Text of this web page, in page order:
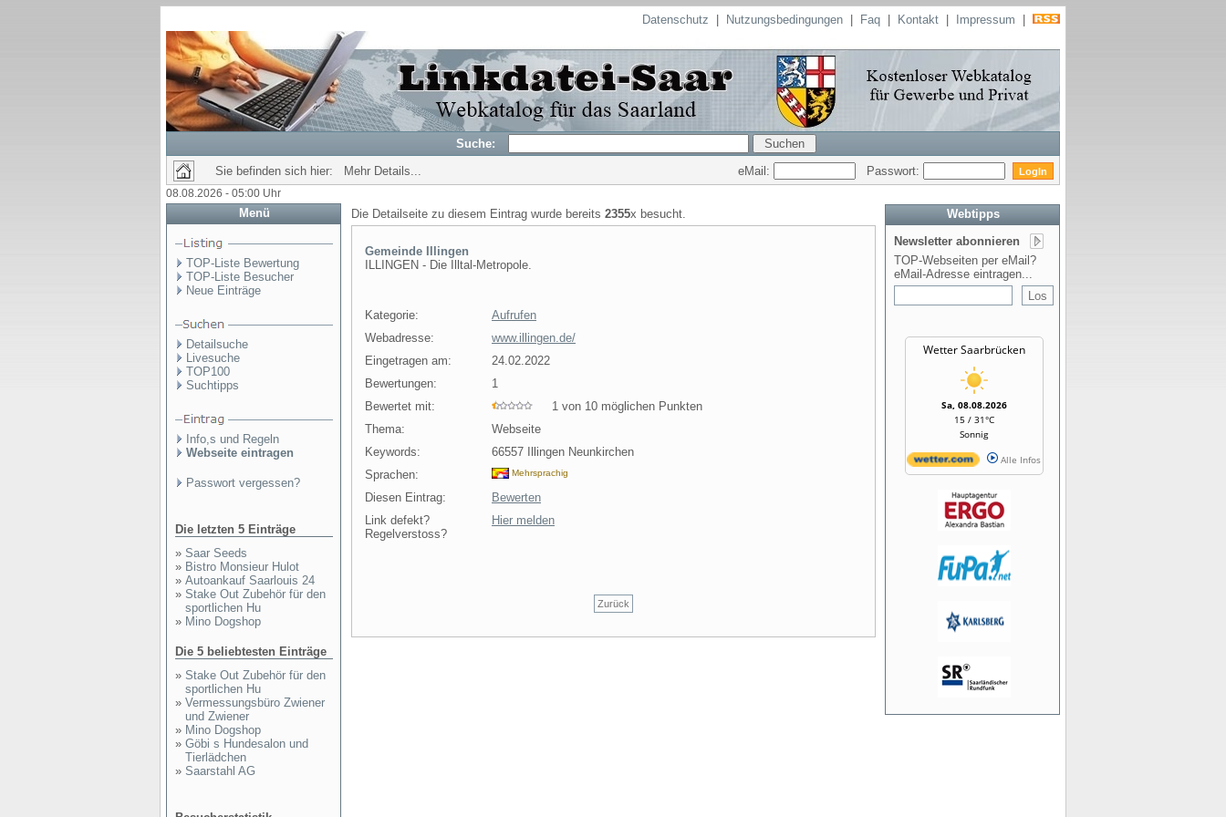
Datenschutz Nutzungsbedingungen Faq Kontakt Impressum
Suche:
Sie befinden sich hier: Mehr Details...
eMail: Passwort:
08.08.2026 - 05:00 Uhr
Menü
TOP-Liste Bewertung
TOP-Liste Besucher
Neue Einträge
Detailsuche
Livesuche
TOP100
Suchtipps
Info,s und Regeln
Webseite eintragen
Passwort vergessen?
Die letzten 5 Einträge
» Saar Seeds
» Bistro Monsieur Hulot
» Autoankauf Saarlouis 24
» Stake Out Zubehör für den
sportlichen Hu
» Mino Dogshop
Die 5 beliebtesten Einträge
» Stake Out Zubehör für den
sportlichen Hu
» Vermessungsbüro Zwiener
und Zwiener
» Mino Dogshop
» Göbi s Hundesalon und
Tierlädchen
» Saarstahl AG
Die Detailseite zu diesem Eintrag wurde bereits 2355x besucht.
Gemeinde Illingen
ILLINGEN - Die Illtal-Metropole.
Kategorie:
Aufrufen
Webadresse:
www.illingen.de/
Eingetragen am:
24.02.2022
Bewertungen:
1
Bewertet mit:
1 von 10 möglichen Punkten
Thema:
Webseite
Keywords:
66557 Illingen Neunkirchen
Sprachen:
Mehrsprachig
Diesen Eintrag:
Bewerten
Link defekt?
Regelverstoss?
Hier melden
Zurück
Webtipps
Newsletter abonnieren
TOP-Webseiten per eMail?
eMail-Adresse eintragen...
Wetter Saarbrücken
Sa, 08.08.2026
15 / 31°C
Sonnig
Alle Infos